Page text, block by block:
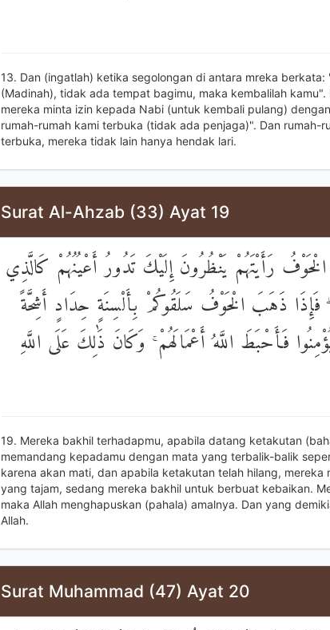
13. Dan (ingatlah) ketika segolongan di antara mreka berkata:
(Madinah), tidak ada tempat bagimu, maka kembalilah kamu".
mereka minta izin kepada Nabi (untuk kembali pulang)
rumah-rumah kami terbuka (tidak ada penjaga)". Dan rumah-
terbuka, mereka tidak lain hanya hendak lari.
Surat Al-Ahzab (33) Ayat 19
رَأَيْتَهُمْ يَنْظُرُونَ إِلَيْكَ تَدُورُ أَعْيُنُهُمْ كَالَّذِي
ذَهَبَ الْخَوْفُ سَلَقُوكُمْ بِأَلْسِنَةٍ حِدَادٍ أَشِحَّةً
فَأَحْبَطَ اللَّهُ أَعْمَالَهُمْ ۚ وَكَانَ ذَٰلِكَ عَلَى اللَّهِ
19. Mereka bakhil terhadapmu, apabila datang ketakutan
memandang kepadamu dengan mata yang terbalik-balik
karena akan mati, dan apabila ketakutan telah hilang, mereka
yang tajam, sedang mereka bakhil untuk berbuat kebaikan.
maka Allah menghapuskan (pahala) amalnya. Dan yang
Allah.
Surat Muhammad (47) Ayat 20